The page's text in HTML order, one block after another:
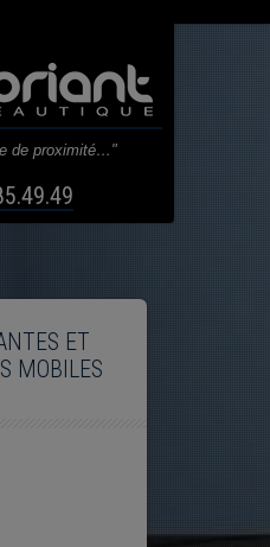
de proximité…"
ET
MOBILES